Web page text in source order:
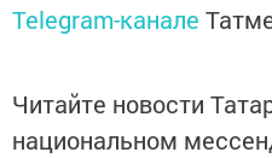
Telegram-канале
Читайте новости
национальном